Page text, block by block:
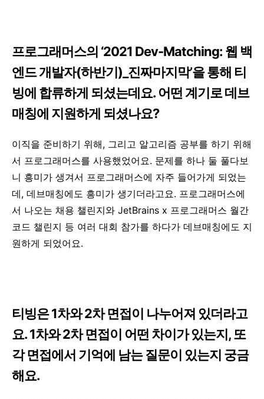
프로그래머스의 ‘2021 Dev-Matching: 웹 백
엔드 개발자(하반기)_진짜마지막’을 통해 티
빙에 합류하게 되셨는데요. 어떤 계기로 데브
매칭에 지원하게 되셨나요?
이직을 준비하기 위해, 그리고 알고리즘 공부를 하기 위해
서 프로그래머스를 사용했었어요. 문제를 하나 둘 풀다보
니 흥미가 생겨서 프로그래머스에 자주 들어가게 되었는
데, 데브매칭에도 흥미가 생기더라고요. 프로그래머스에
서 나오는 채용 챌린지와 JetBrains x 프로그래머스 월간
코드 챌린지 등 여러 대회 참가를 하다가 데브매칭에도 지
원하게 되었어요.
티빙은 1차와 2차 면접이 나누어져 있더라고
요. 1차와 2차 면접이 어떤 차이가 있는지, 또
각 면접에서 기억에 남는 질문이 있는지 궁금
해요.